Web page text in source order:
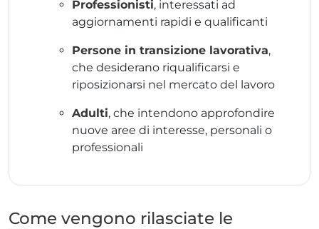
Professionisti, interessati ad
aggiornamenti rapidi e qualificanti
Persone in transizione lavorativa,
che desiderano riqualificarsi e
riposizionarsi nel mercato del lavoro
Adulti, che intendono approfondire
nuove aree di interesse, personali o
professionali
Come vengono rilasciate le